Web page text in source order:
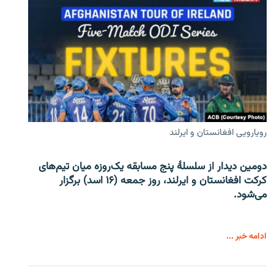
رویارویی افغانستان و ایرلند
دومین دیدار از سلسلۀ پنج مسابقه یک‌روزه میان تیم‌های
کرکت افغانستان و ایرلند، روز جمعه (۱۶ اسد) برگزار
می‌شود.
ادامه خبر ...